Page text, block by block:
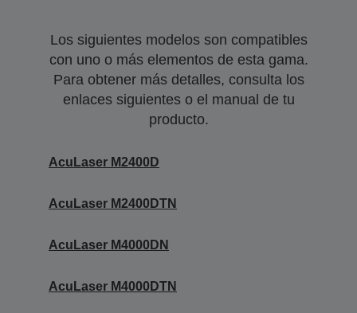
Los siguientes modelos son compatibles
con uno o más elementos de esta gama.
Para obtener más detalles, consulta los
enlaces siguientes o el manual de tu
producto.
AcuLaser M2400D
AcuLaser M2400DTN
AcuLaser M4000DN
AcuLaser M4000DTN